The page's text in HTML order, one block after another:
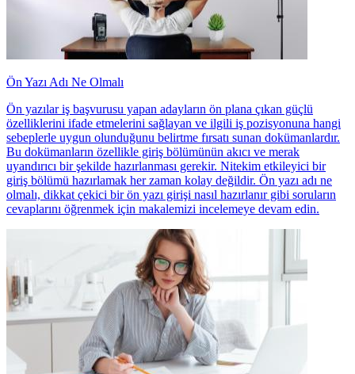
Ön Yazı Adı Ne Olmalı
Ön yazılar iş başvurusu yapan adayların ön plana çıkan güçlü
özelliklerini ifade etmelerini sağlayan ve ilgili iş pozisyonuna hangi
sebeplerle uygun olunduğunu belirtme fırsatı sunan dokümanlardır.
Bu dokümanların özellikle giriş bölümünün akıcı ve merak
uyandırıcı bir şekilde hazırlanması gerekir. Nitekim etkileyici bir
giriş bölümü hazırlamak her zaman kolay değildir. Ön yazı adı ne
olmalı, dikkat çekici bir ön yazı girişi nasıl hazırlanır gibi soruların
cevaplarını öğrenmek için makalemizi incelemeye devam edin.